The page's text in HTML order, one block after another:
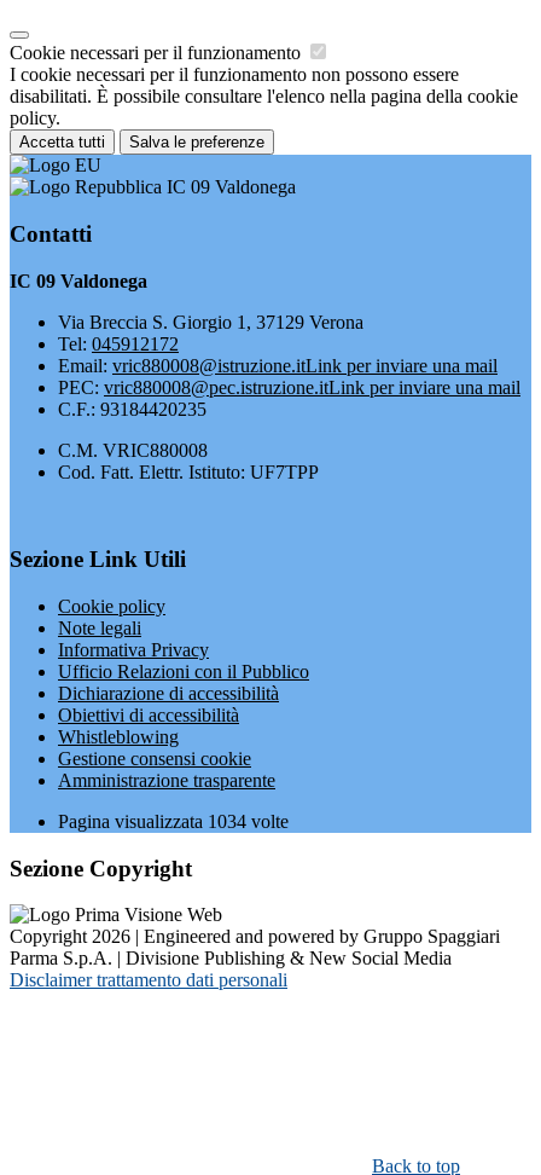
Cookie necessari per il funzionamento
I cookie necessari per il funzionamento non possono essere
disabilitati. È possibile consultare l'elenco nella pagina della cookie
policy.
Accetta tutti Salva le preferenze
IC 09 Valdonega
Contatti
IC 09 Valdonega
Via Breccia S. Giorgio 1, 37129 Verona
Tel: 045912172
Email: vric880008@istruzione.itLink per inviare una mail
PEC: vric880008@pec.istruzione.itLink per inviare una mail
C.F.: 93184420235
C.M. VRIC880008
Cod. Fatt. Elettr. Istituto: UF7TPP
Sezione Link Utili
Cookie policy
Note legali
Informativa Privacy
Ufficio Relazioni con il Pubblico
Dichiarazione di accessibilità
Obiettivi di accessibilità
Whistleblowing
Gestione consensi cookie
Amministrazione trasparente
Pagina visualizzata 1034 volte
Sezione Copyright
Copyright 2026 | Engineered and powered by Gruppo Spaggiari
Parma S.p.A. | Divisione Publishing & New Social Media
Disclaimer trattamento dati personali
Back to top